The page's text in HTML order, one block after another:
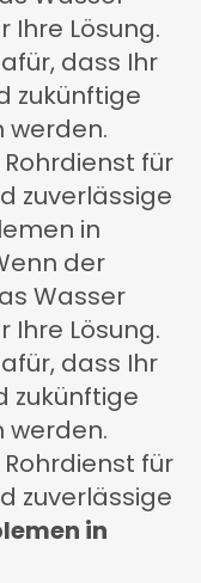
Ihre Lösung.
dass Ihr
zukünftige
werden.
für
zuverlässige
in
der
Wasser
Ihre Lösung.
dass Ihr
zukünftige
werden.
für
zuverlässige
in